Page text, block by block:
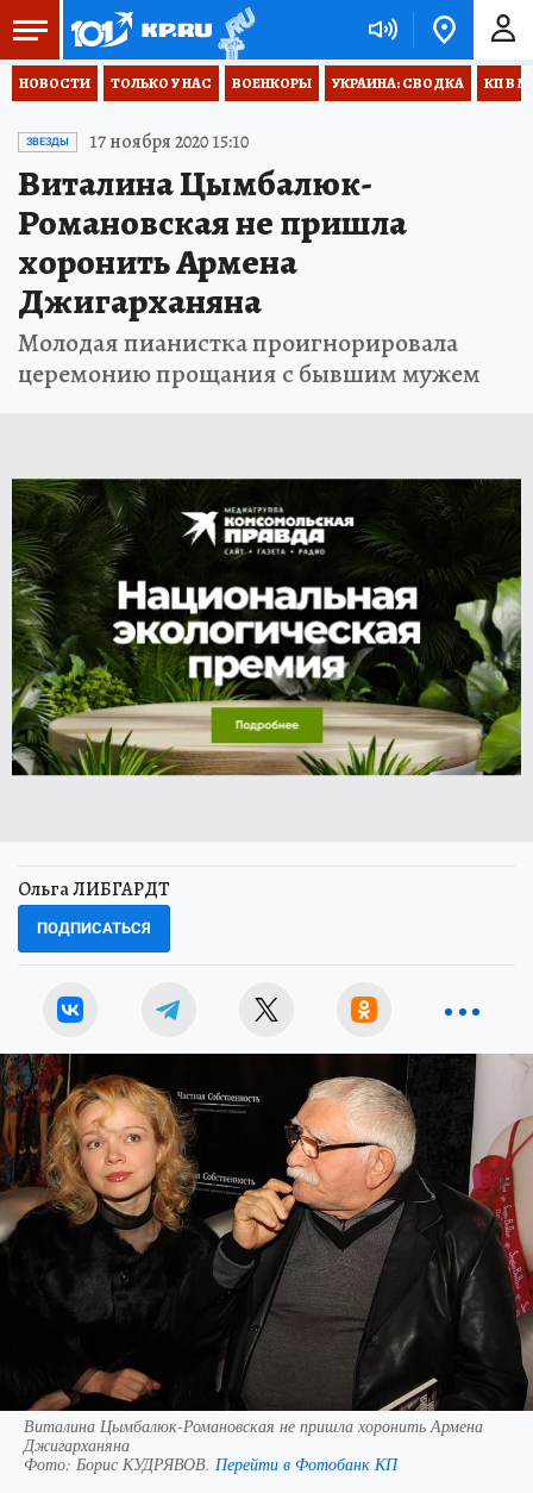
НОВОСТИ ТОЛЬКО У НАС ВОЕНКОРЫ УКРАИНА: СВОДКА КП В
ЗВЕЗДЫ 17 ноября 2020 15:10
Виталина Цымбалюк-
Романовская не пришла
хоронить Армена
Джигарханяна
Молодая пианистка проигнорировала
церемонию прощания с бывшим мужем
Ольга ЛИБГАРДТ
ПОДПИСАТЬСЯ
Виталина Цымбалюк-Романовская не пришла хоронить Армена
Джигарханяна
Фото: Борис КУДРЯВОВ. Перейти в Фотобанк КП